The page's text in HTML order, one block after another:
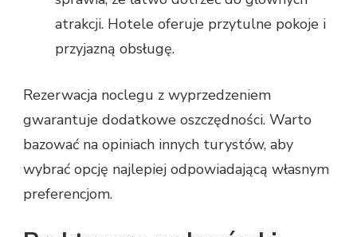
atrakcji. Hotele oferuje przytulne pokoje i
przyjazną obsługę.
Rezerwacja noclegu z wyprzedzeniem
gwarantuje dodatkowe oszczędności. Warto
bazować na opiniach innych turystów, aby
wybrać opcję najlepiej odpowiadającą własnym
preferencjom.